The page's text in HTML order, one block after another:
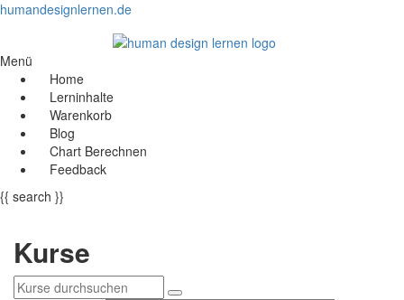
humandesignlernen.de
Menü
Home
Lerninhalte
Warenkorb
Blog
Chart Berechnen
Feedback
{{ search }}
Kurse